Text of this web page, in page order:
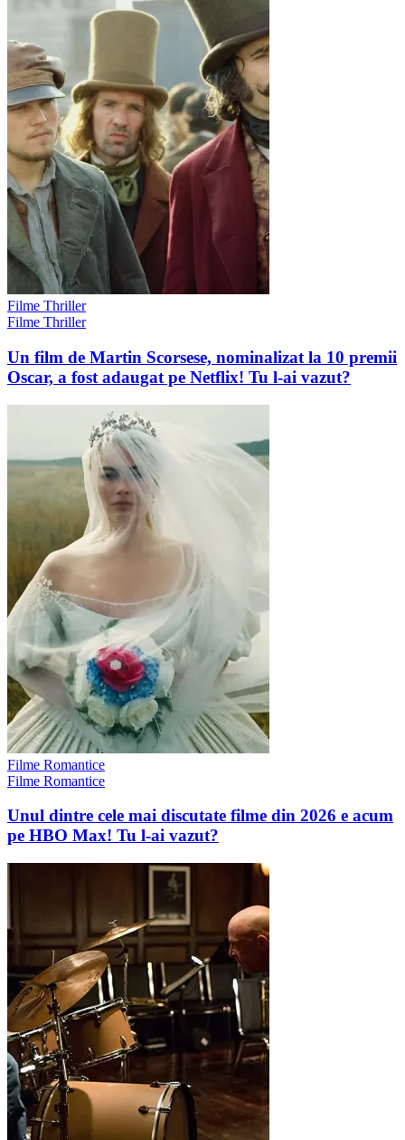
Filme Thriller
Filme Thriller
Un film de Martin Scorsese, nominalizat la 10 premii
Oscar, a fost adaugat pe Netflix! Tu l-ai vazut?
Filme Romantice
Filme Romantice
Unul dintre cele mai discutate filme din 2026 e acum
pe HBO Max! Tu l-ai vazut?